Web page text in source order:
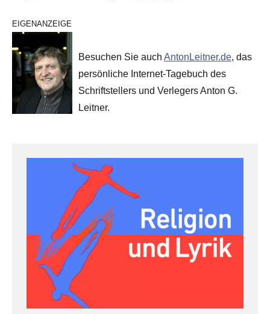
EIGENANZEIGE
Besuchen Sie auch AntonLeitner.de, das
persönliche Internet-Tagebuch des
Schriftstellers und Verlegers Anton G.
Leitner.